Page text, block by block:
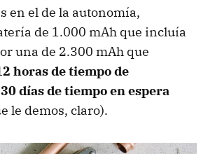
en el de la autonomía,
de 1.000 mAh que incluía
una de 2.300 mAh que
horas de tiempo de
días de tiempo en espera
le demos, claro).